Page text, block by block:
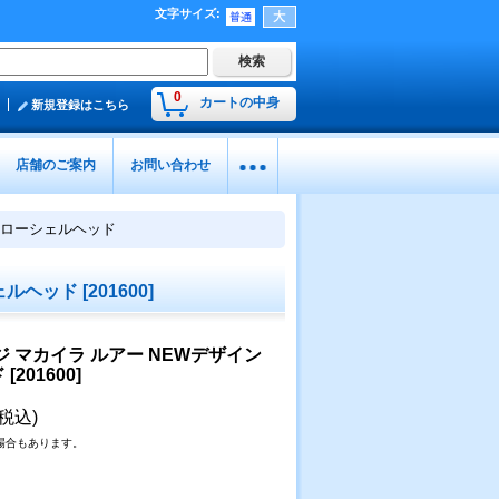
文字サイズ:
0 カートの中身
新規登録はこちら
店舗のご案内 お問い合わせ
ーシェルヘッド
ルヘッド [201600]
マカイラ ルアー NEWデザイン
[201600]
込)
もあります。